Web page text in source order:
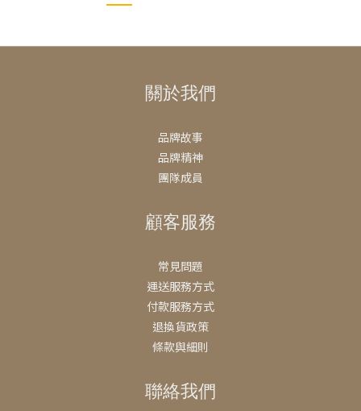
關於我們
品牌故事
品牌精神
團隊成員
顧客服務
常見問題
運送服務方式
付款服務方式
退換貨政策
條款與細則
聯絡我們